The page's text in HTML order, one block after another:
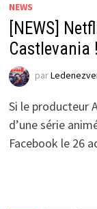
NEWS
[NEWS]
Castlevania !
par
Si le producteur
d’une série
Facebook le 26